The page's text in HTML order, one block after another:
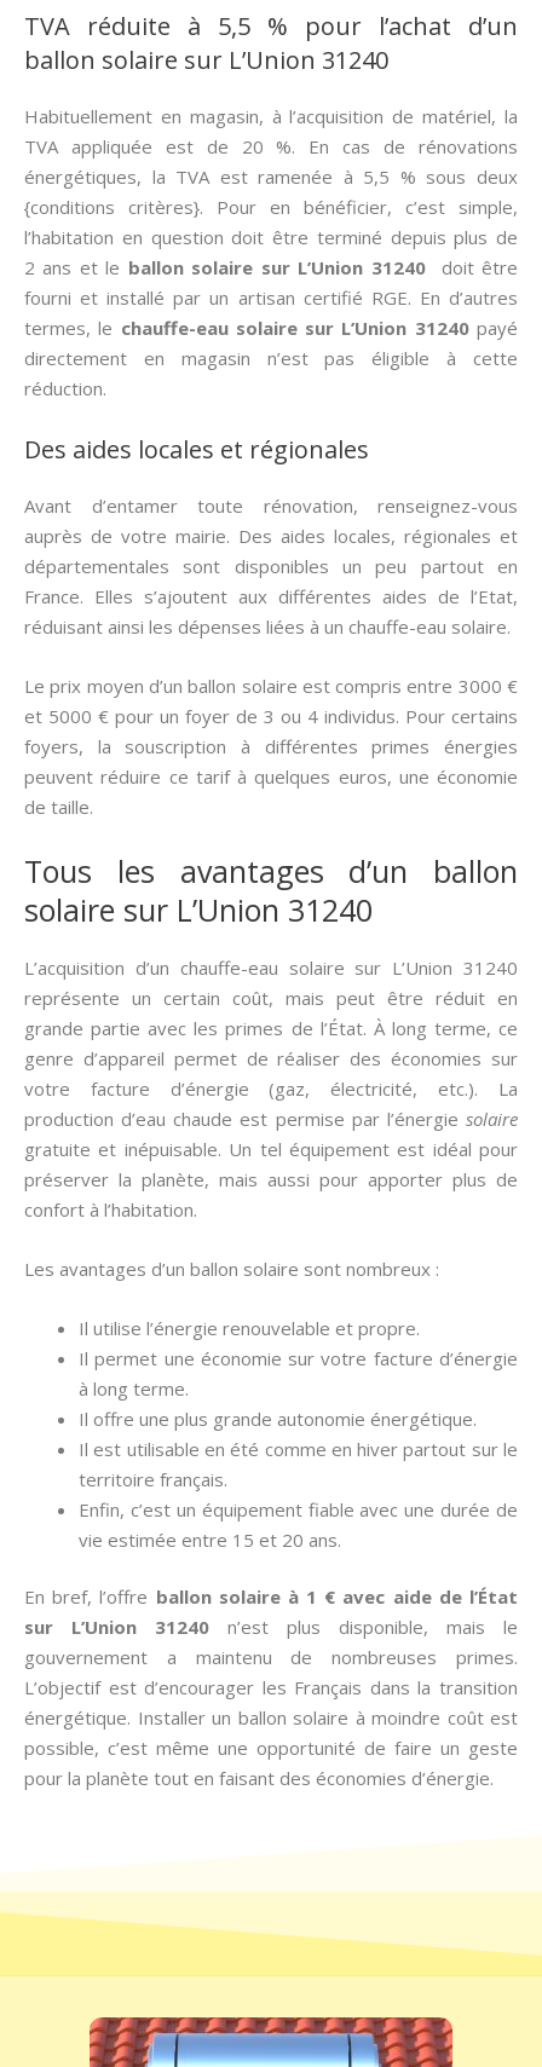
TVA réduite à 5,5 % pour l’achat d’un
ballon solaire sur L’Union 31240
Habituellement en magasin, à l’acquisition de matériel, la
TVA appliquée est de 20 %. En cas de rénovations
énergétiques, la TVA est ramenée à 5,5 % sous deux
{conditions critères}. Pour en bénéficier, c’est simple,
l’habitation en question doit être terminé depuis plus de
2 ans et le ballon solaire sur L’Union 31240doit être
fourni et installé par un artisan certifié RGE. En d’autres
termes, le chauffe-eau solaire sur L’Union 31240payé
directement en magasin n’est pas éligible à cette
réduction.
Des aides locales et régionales
Avant d’entamer toute rénovation, renseignez-vous
auprès de votre mairie. Des aides locales, régionales et
départementales sont disponibles un peu partout en
France. Elles s’ajoutent aux différentes aides de l’Etat,
réduisant ainsi les dépenses liées à un chauffe-eau solaire.
Le prix moyen d’un ballon solaire est compris entre 3000 €
et 5000 € pour un foyer de 3 ou 4 individus. Pour certains
foyers, la souscription à différentes primes énergies
peuvent réduire ce tarif à quelques euros, une économie
de taille.
Tous les avantages d’un ballon
solaire sur L’Union 31240
L’acquisition d’un chauffe-eau solaire sur L’Union 31240
représente un certain coût, mais peut être réduit en
grande partie avec les primes de l’État. À long terme, ce
genre d’appareil permet de réaliser des économies sur
votre facture d’énergie (gaz, électricité, etc.). La
production d’eau chaude est permise par l’énergie solaire
gratuite et inépuisable. Un tel équipement est idéal pour
préserver la planète, mais aussi pour apporter plus de
confort à l’habitation.
Les avantages d’un ballon solaire sont nombreux :
Il utilise l’énergie renouvelable et propre.
Il permet une économie sur votre facture d’énergie
à long terme.
Il offre une plus grande autonomie énergétique.
Il est utilisable en été comme en hiver partout sur le
territoire français.
Enfin, c’est un équipement fiable avec une durée de
vie estimée entre 15 et 20 ans.
En bref, l’offre ballon solaire à 1 € avec aide de l’État
sur L’Union 31240 n’est plus disponible, mais le
gouvernement a maintenu de nombreuses primes.
L’objectif est d’encourager les Français dans la transition
énergétique. Installer un ballon solaire à moindre coût est
possible, c’est même une opportunité de faire un geste
pour la planète tout en faisant des économies d’énergie.